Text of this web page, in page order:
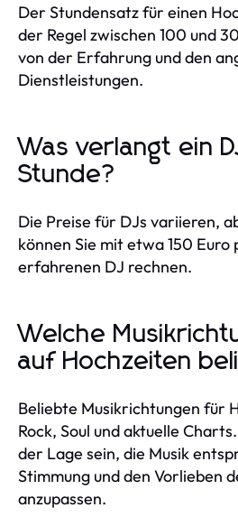
Der Stundensatz für einen
der Regel zwischen 100 und
von der Erfahrung und den
Dienstleistungen.
Was verlangt ein
Stunde?
Die Preise für DJs variieren,
können Sie mit etwa 150
erfahrenen DJ rechnen.
Welche
auf Hochzeiten
Beliebte Musikrichtungen für
Rock, Soul und aktuelle
der Lage sein, die Musik
Stimmung und den Vorlieben
anzupassen.